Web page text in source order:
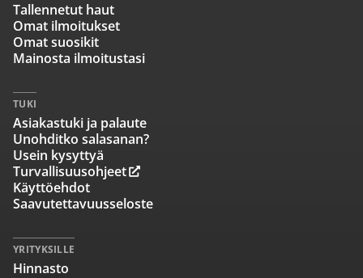
Tallennetut haut
Omat ilmoitukset
Omat suosikit
Mainosta ilmoitustasi
TUKI
Asiakastuki ja palaute
Unohditko salasanan?
Usein kysyttyä
Turvallisuusohjeet
Käyttöehdot
Saavutettavuusseloste
YRITYKSILLE
Hinnasto